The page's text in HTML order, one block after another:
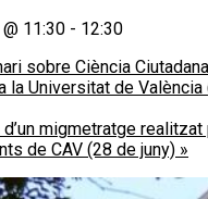
11:30 - 12:30
sobre Ciència
la Universitat de València
d’un migmetratge realitzat
de CAV (28 de juny) »